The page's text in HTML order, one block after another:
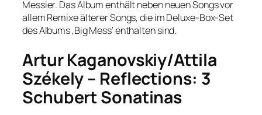
Messier. Das Album enthält neben neuen Songs vor
allem Remixe älterer Songs, die im Deluxe-Box-Set
des Albums ‚Big Mess‘ enthalten sind.
Artur Kaganovskiy/Attila
Székely – Reflections: 3
Schubert Sonatinas